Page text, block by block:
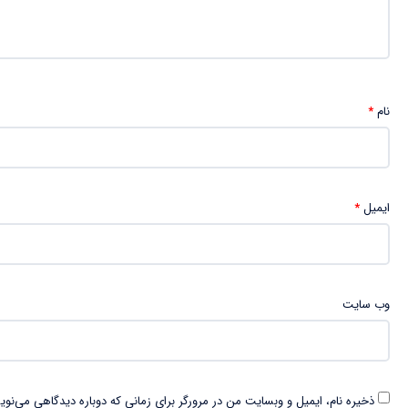
نام*
ایمیل*
وب‌ سایت
ذخیره نام، ایمیل و وبسایت من در مرورگر برای زمانی که دوباره دیدگاهی